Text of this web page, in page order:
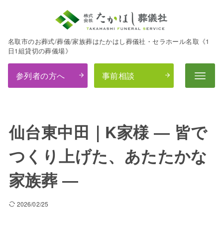
名取市のお葬式/葬儀/家族葬はたかはし葬儀社・セラホール名取《1
日1組貸切の葬儀場》
参列者の方へ 事前相談
仙台東中田｜K家様 ― 皆で
つくり上げた、あたたかな
家族葬 ―
2026/02/25